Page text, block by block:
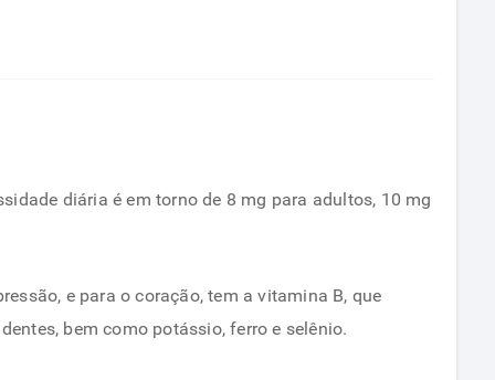
diária é em torno de 8 mg para adultos, 10 mg
e para o coração, tem a vitamina B, que
bem como potássio, ferro e selênio.